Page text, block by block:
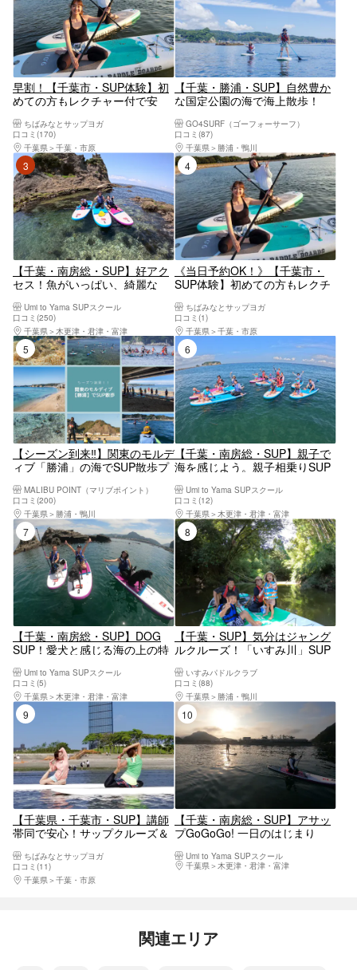
早割！【千葉市・SUP体験】初
めての方もレクチャー付で安
安全な湾内で開催 若者グルー
プ、カップルにオススメ！
ちばみなとサップヨガ
口コミ(170)
千葉県
千葉・市原
【千葉・勝浦・SUP】自然豊か
な国定公園の海で海上散歩！
GO4SURF（ゴーフォーサーフ）
口コミ(87)
千葉県
勝浦・鴨川
3位
【千葉・南房総・SUP】好アク
セス！魚がいっぱい、綺麗な
Umi to Yama SUPスクール
口コミ(250)
千葉県
木更津・君津・富津
4位
《当日予約OK！》【千葉市・
SUP体験】初めての方もレクチ
（2時間）安全な湾内で開催
若者グループ、カップルにオス
スメ！
ちばみなとサップヨガ
口コミ(1)
千葉県
千葉・市原
5位
【シーズン到来‼】関東のモルデ
ィブ「勝浦」の海でSUP散歩プ
MALIBU POINT（マリブポイント）
口コミ(200)
千葉県
勝浦・鴨川
【千葉・南房総・SUP】親子で
海を感じよう。親子相乗りSUP
Umi to Yama SUPスクール
口コミ(12)
千葉県
木更津・君津・富津
7位
【千葉・南房総・SUP】DOG
SUP！愛犬と感じる海の上の特
迎！ワンちゃんと相乗りSUPで
思い出をつくろう！
Umi to Yama SUPスクール
口コミ(5)
千葉県
木更津・君津・富津
8位
【千葉・SUP】気分はジャング
ルクルーズ！「いすみ川」SUP
いすみパドルクラブ
口コミ(88)
千葉県
勝浦・鴨川
【千葉県・千葉市・SUP】講師
帯同で安心！サップクルーズ＆
ちばみなとサップヨガ
口コミ(11)
千葉県
千葉・市原
10位
【千葉・南房総・SUP】アサッ
プGoGoGo! 一日のはじまり
Umi to Yama SUPスクール
千葉県
木更津・君津・富津
関連エリア